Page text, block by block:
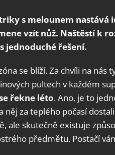
s melounem nastává
vzít nůž. Naštěstí k
jednoduché řešení.
se blíží. Za chvíli na
pultech v každém
řekne léto. Ano, je to
něj za teplého počasí
ale skutečně existuje
předmětu. Postačí